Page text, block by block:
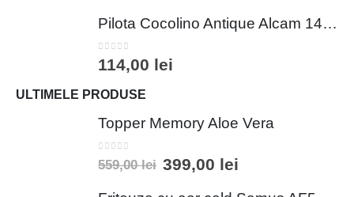
Pilota Cocolino Antique Alcam 140x200 cm din Microfibra si Fleece pentru Confort Premium
0out of 5
114,00 lei
ULTIMELE PRODUSE
Topper Memory Aloe Vera
0out of 5
559,00lei 399,00 lei